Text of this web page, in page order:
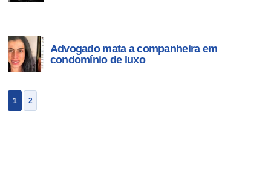
Advogado mata a companheira em
condomínio de luxo
1 2